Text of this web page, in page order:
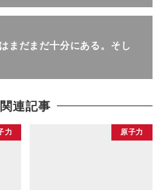
まだまだ十分にある。そし
関連記事
力 原子力